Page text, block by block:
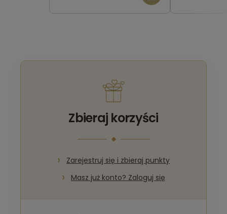
Zbieraj korzyści
Zarejestruj się i zbieraj punkty
Masz już konto? Zaloguj się